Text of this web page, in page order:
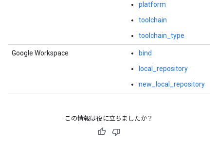
platform
toolchain
toolchain_type
Google Workspace
bind
local_repository
new_local_repository
この情報は役に立ちましたか？